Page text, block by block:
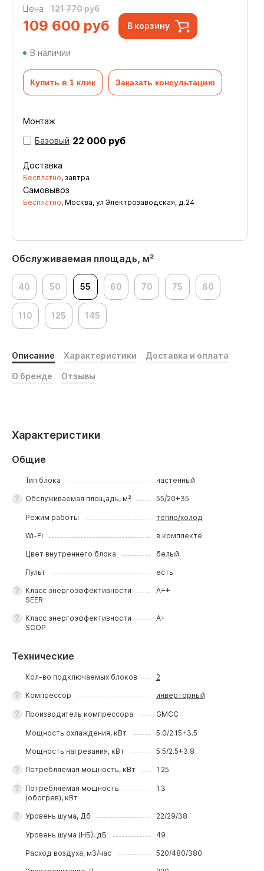
Обслуживаемая площадь, м²
40 50 55 60 70 75 80
110 125 145
Цена 121 770 руб
109 600 руб В корзину
В наличии
Купить в 1 клик Заказать консультацию
Монтаж
Базовый 22 000 руб
Доставка
Бесплатно, завтра
Самовывоз
Бесплатно, Москва, ул Электрозаводская, д.24
Описание Характеристики Доставка и оплата
О бренде Отзывы
Характеристики
Общие
Тип блока настенный
Обслуживаемая площадь, м² 55/20+35
Режим работы тепло/холод
Wi-Fi в комплекте
Цвет внутреннего блока белый
Пульт есть
Класс энергоэффективности
SEER
A++
Класс энергоэффективности
SCOP
A+
Технические
Кол-во подключаемых блоков 2
Компрессор инверторный
Производитель компрессора GMCC
Мощность охлаждения, кВт 5.0/2.15+3.5
Мощность нагревания, кВт 5.5/2.5+3.8
Потребляемая мощность, кВт 1.25
Потребляемая мощность
(обогрев), кВт
1.3
Уровень шума, Дб 22/29/38
Уровень шума (НБ), дБ 49
Расход воздуха, м3/час 520/480/380